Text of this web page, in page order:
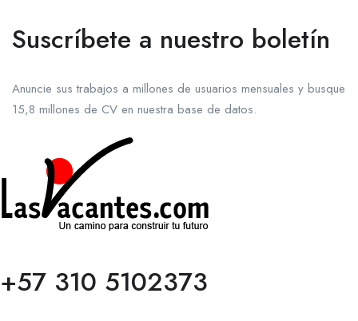
Suscríbete a nuestro boletín
Anuncie sus trabajos a millones de usuarios mensuales y busque
15,8 millones de CV en nuestra base de datos.
+57 310 5102373